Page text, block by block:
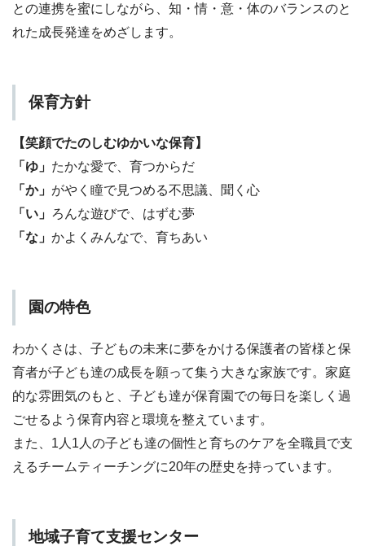
との連携を蜜にしながら、知・情・意・体のバランスのと
れた成長発達をめざします。
保育方針
【笑顔でたのしむゆかいな保育】
「ゆ」 たかな愛で、育つからだ
「か」 がやく瞳で見つめる不思議、聞く心
「い」 ろんな遊びで、はずむ夢
「な」 かよくみんなで、育ちあい
園の特色
わかくさは、子どもの未来に夢をかける保護者の皆様と保
育者が子ども達の成長を願って集う大きな家族です。家庭
的な雰囲気のもと、子ども達が保育園での毎日を楽しく過
ごせるよう保育内容と環境を整えています。
また、1人1人の子ども達の個性と育ちのケアを全職員で支
えるチームティーチングに20年の歴史を持っています。
地域子育て支援センター